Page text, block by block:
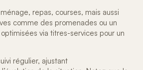
repas, courses, mais aussi
comme des promenades ou un
via titres-services pour un
régulier, ajustant